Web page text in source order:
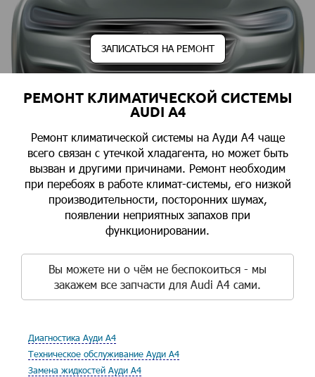
ЗАПИСАТЬСЯ НА РЕМОНТ
РЕМОНТ КЛИМАТИЧЕСКОЙ СИСТЕМЫ
AUDI A4
Ремонт климатической системы на Ауди А4 чаще
всего связан с утечкой хладагента, но может быть
вызван и другими причинами. Ремонт необходим
при перебоях в работе климат-системы, его низкой
производительности, посторонних шумах,
появлении неприятных запахов при
функционировании.
Вы можете ни о чём не беспокоиться - мы
закажем все запчасти для Audi A4 сами.
Диагностика Ауди А4
Техническое обслуживание Ауди А4
Замена жидкостей Ауди А4